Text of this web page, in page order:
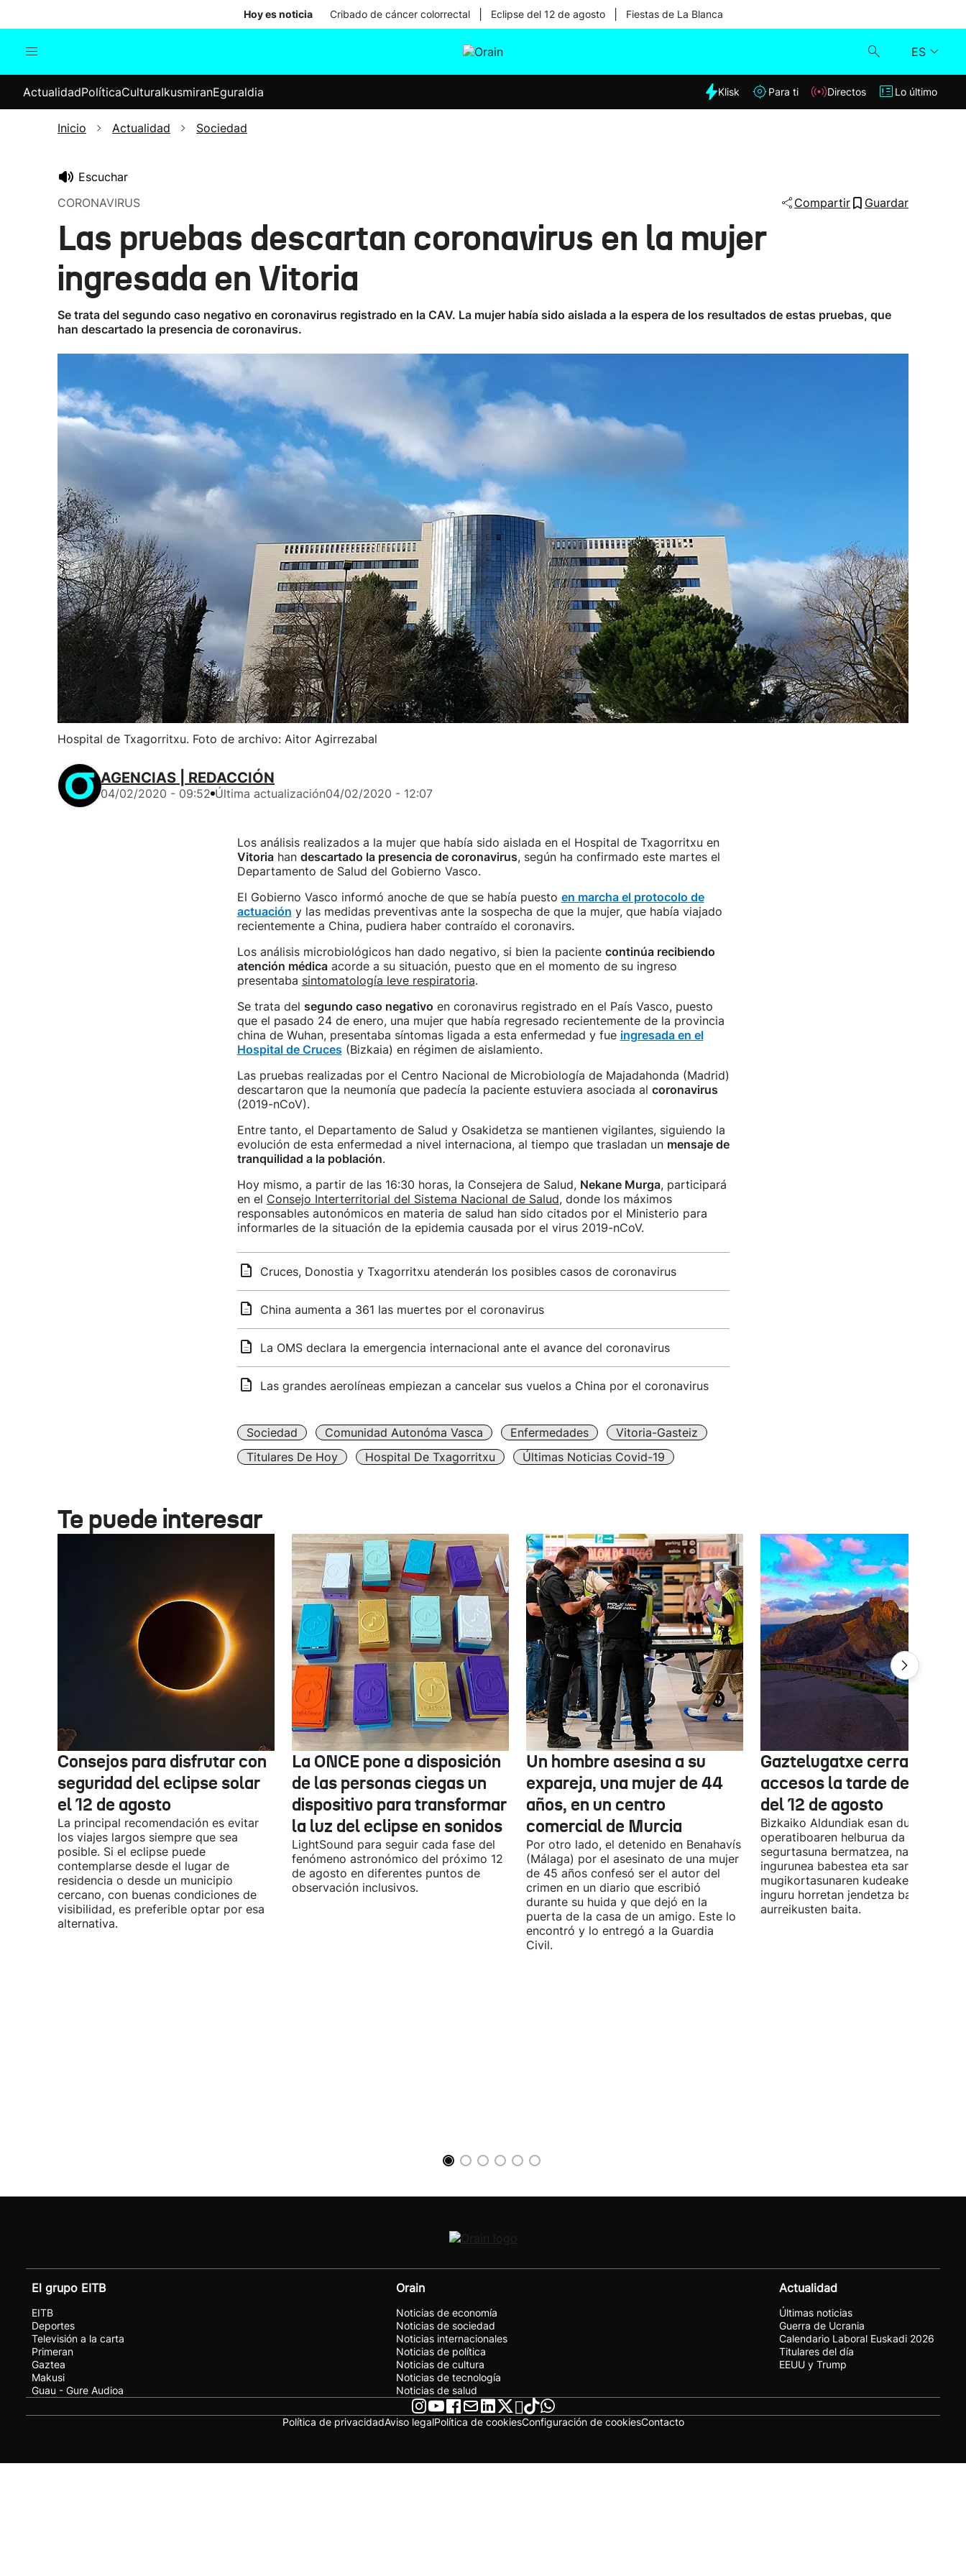
Hoy es noticia Cribado de cáncer colorrectal Eclipse del 12 de agosto Fiestas de La Blanca
ES
Internacional
Elecciones
Klisk
ActualidadPolíticaCulturaIkusmiranEguraldia Klisk Para ti Directos Lo último
Inicio Actualidad Sociedad
Escuchar
CORONAVIRUS
Compartir Guardar
Las pruebas descartan coronavirus en la mujer
ingresada en Vitoria
Se trata del segundo caso negativo en coronavirus registrado en la CAV. La mujer había sido aislada a la espera de los resultados de estas pruebas, que
han descartado la presencia de coronavirus.
Hospital de Txagorritxu. Foto de archivo: Aitor Agirrezabal
AGENCIAS | REDACCIÓN
04/02/2020 - 09:52 Última actualización04/02/2020 - 12:07
Los análisis realizados a la mujer que había sido aislada en el Hospital de Txagorritxu en
Vitoriahan descartado la presencia de coronavirus, según ha confirmado este martes el
Departamento de Salud del Gobierno Vasco.
El Gobierno Vasco informó anoche de que se había puesto en marcha el protocolo de
actuación y las medidas preventivas ante la sospecha de que la mujer, que había viajado
recientemente a China, pudiera haber contraído el coronavirs.
Los análisis microbiológicos han dado negativo, si bien la paciente continúa recibiendo
atención médicaacorde a su situación, puesto que en el momento de su ingreso
presentaba sintomatología leve respiratoria.
Se trata del segundo caso negativo en coronavirus registrado en el País Vasco, puesto
que el pasado 24 de enero, una mujer que había regresado recientemente de la provincia
china de Wuhan, presentaba síntomas ligada a esta enfermedad y fue ingresada en el
Hospital de Cruces(Bizkaia) en régimen de aislamiento.
Las pruebas realizadas por el Centro Nacional de Microbiología de Majadahonda (Madrid)
descartaron que la neumonía que padecía la paciente estuviera asociada al coronavirus
(2019-nCoV).
Entre tanto, el Departamento de Salud y Osakidetza se mantienen vigilantes, siguiendo la
evolución de esta enfermedad a nivel internaciona, al tiempo que trasladan un mensaje de
tranquilidad a la población.
Hoy mismo, a partir de las 16:30 horas, la Consejera de Salud, Nekane Murga, participará
en el Consejo Interterritorial del Sistema Nacional de Salud, donde los máximos
responsables autonómicos en materia de salud han sido citados por el Ministerio para
informarles de la situación de la epidemia causada por el virus 2019-nCoV.
Cruces, Donostia y Txagorritxu atenderán los posibles casos de coronavirus
China aumenta a 361 las muertes por el coronavirus
La OMS declara la emergencia internacional ante el avance del coronavirus
Las grandes aerolíneas empiezan a cancelar sus vuelos a China por el coronavirus
Sociedad Comunidad Autonóma Vasca Enfermedades
Vitoria-Gasteiz
Titulares De Hoy
Hospital De Txagorritxu Últimas Noticias Covid-19
Te puede interesar
Consejos para disfrutar con
seguridad del eclipse solar
el 12 de agosto
La principal recomendación es evitar
los viajes largos siempre que sea
posible. Si el eclipse puede
contemplarse desde el lugar de
residencia o desde un municipio
cercano, con buenas condiciones de
visibilidad, es preferible optar por esa
alternativa.
La ONCE pone a disposición
de las personas ciegas un
dispositivo para transformar
la luz del eclipse en sonidos
LightSound para seguir cada fase del
fenómeno astronómico del próximo 12
de agosto en diferentes puntos de
observación inclusivos.
Un hombre asesina a su
expareja, una mujer de 44
años, en un centro
comercial de Murcia
Por otro lado, el detenido en Benahavís
(Málaga) por el asesinato de una mujer
de 45 años confesó ser el autor del
crimen en un diario que escribió
durante su huida y que dejó en la
puerta de la casa de un amigo. Este lo
encontró y lo entregó a la Guardia
Civil.
Gaztelugatxe cerrará sus
accesos la tarde del
del 12 de agosto
Bizkaiko Aldundiak esan duenez,
operatiboaren helburua da pertsonen
segurtasuna bermatzea, natura-
ingurunea babestea eta sarbideen eta
mugikortasunaren kudeaketa
inguru horretan jendetza batzea
aurreikusten baita.
El grupo EITB
EITB
Deportes
Televisión a la carta
Primeran
Gaztea
Makusi
Guau - Gure Audioa
Orain
Noticias de economía
Noticias de sociedad
Noticias internacionales
Noticias de política
Noticias de cultura
Noticias de tecnología
Noticias de salud
Actualidad
Últimas noticias
Guerra de Ucrania
Calendario Laboral Euskadi 2026
Titulares del día
EEUU y Trump
Política de privacidadAviso legalPolítica de cookiesConfiguración de cookiesContacto